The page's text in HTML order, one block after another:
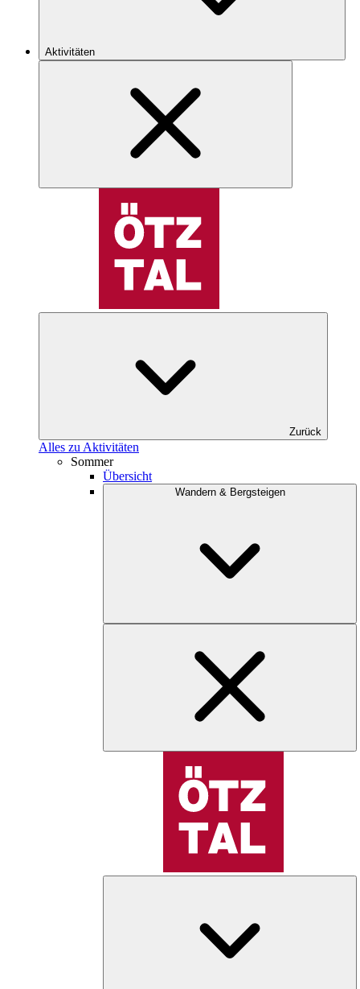
Aktivitäten
Zurück
Alles zu Aktivitäten
Sommer
Übersicht
Wandern & Bergsteigen